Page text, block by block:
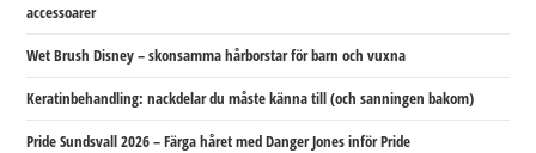
accessoarer
Wet Brush Disney – skonsamma hårborstar för barn och vuxna
Keratinbehandling: nackdelar du måste känna till (och sanningen bakom)
Pride Sundsvall 2026 – Färga håret med Danger Jones inför Pride